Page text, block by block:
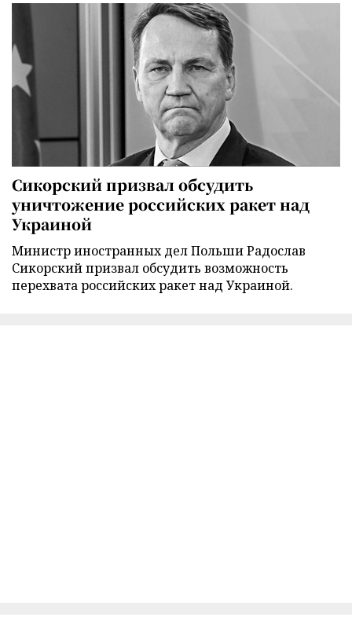
Сикорский призвал обсудить
уничтожение российских ракет над
Украиной
Министр иностранных дел Польши Радослав
Сикорский призвал обсудить возможность
перехвата российских ракет над Украиной.